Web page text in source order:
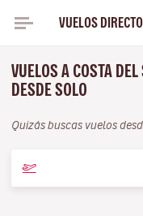
VUELOS
VUELOS A COSTA
DESDE SOLO
Quizás buscas vuelos